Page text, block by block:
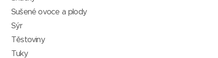
Sušené ovoce a plody
Sýr
Těstoviny
Tuky